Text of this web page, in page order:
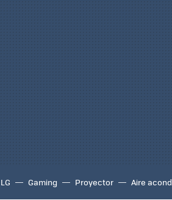
LG Gaming Proyector Aire